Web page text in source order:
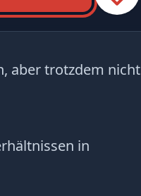
aber trotzdem nicht
in